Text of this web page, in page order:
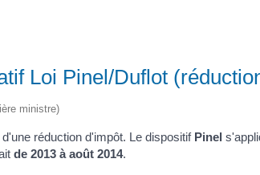
Loi Pinel/Duflot
ministre)
réduction d'impôt. Le dispositif Pinel
de 2013 à août 2014.